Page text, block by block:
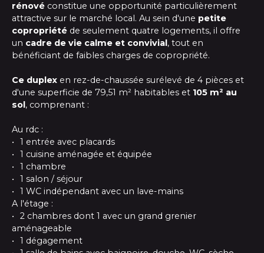
rénové constitue une opportunité particulièrement
attractive sur le marché local. Au sein d'une petite
copropriété de seulement quatre logements, il offre
un cadre de vie calme et convivial, tout en
bénéficiant de faibles charges de copropriété.
Ce duplex en rez-de-chaussée surélevé de 4 pièces et
d'une superficie de 79,51 m² habitables et 105 m² au
sol, comprenant :
Au rdc :
1 entrée avec placards
1 cuisine aménagée et équipée
1 chambre
1 salon / séjour
1 WC indépendant avec un lave-mains
A l'étage :
2 chambres dont 1 avec un grand grenier
aménageable
1 dégagement